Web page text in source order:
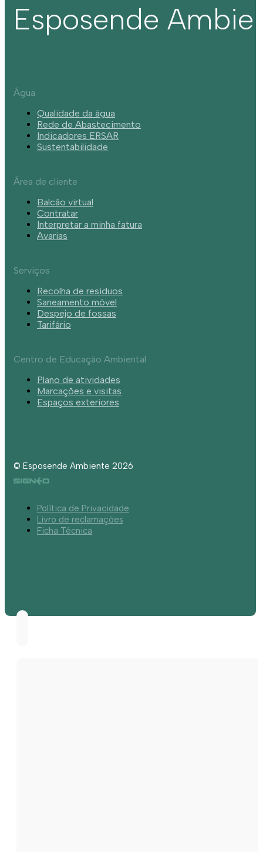
Esposende
Água
Qualidade da água
Rede de Abastecimento
Indicadores ERSAR
Sustentabilidade
Área de cliente
Balcão virtual
Contratar
Interpretar a minha fatura
Avarias
Serviços
Recolha de resíduos
Saneamento móvel
Despejo de fossas
Tarifário
Centro de Educação Ambiental
Plano de atividades
Marcações e visitas
Espaços exteriores
© Esposende Ambiente 2026
Política de Privacidade
Livro de reclamações
Ficha Técnica